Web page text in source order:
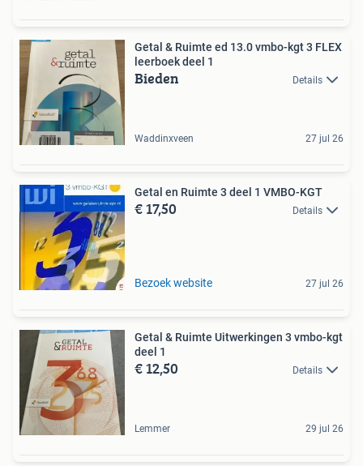
Getal & Ruimte ed 13.0 vmbo-kgt 3 FLEX
leerboek deel 1
Bieden Details
Waddinxveen 27 jul 26
Getal en Ruimte 3 deel 1 VMBO-KGT
€ 17,50 Details
Bezoek website 27 jul 26
Getal & Ruimte Uitwerkingen 3 vmbo-kgt
deel 1
€ 12,50 Details
Lemmer 29 jul 26